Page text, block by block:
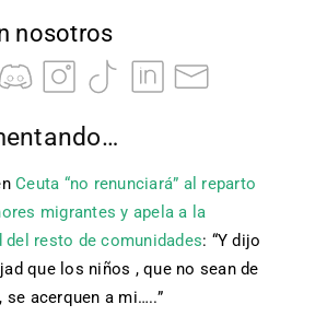
nosotros
Ceuta “no renunciará” al reparto
migrantes y apela a la
del resto de comunidades: “Y dijo
que los niños , que no sean de
se acerquen a mi…..”